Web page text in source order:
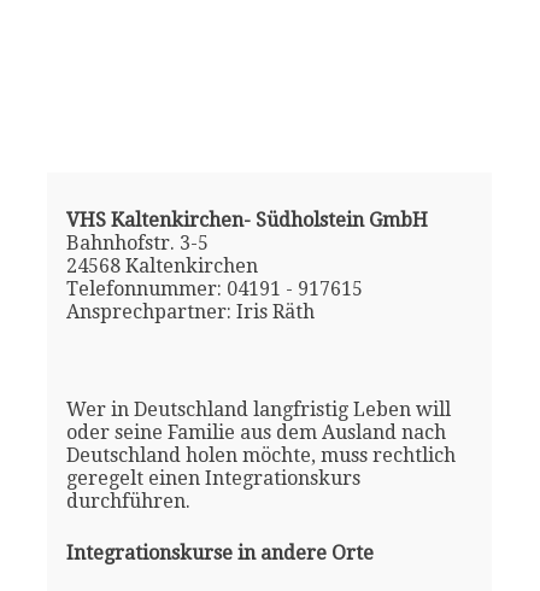
VHS Kaltenkirchen- Südholstein GmbH
Bahnhofstr. 3-5
24568 Kaltenkirchen
Telefonnummer: 04191 - 917615
Ansprechpartner: Iris Räth
Wer in Deutschland langfristig Leben will
oder seine Familie aus dem Ausland nach
Deutschland holen möchte, muss rechtlich
geregelt einen Integrationskurs
durchführen.
Integrationskurse in andere Orte